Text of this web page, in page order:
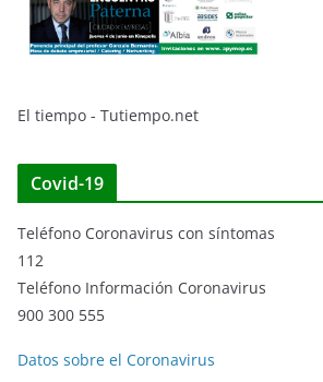
El tiempo - Tutiempo.net
Covid-19
Teléfono Coronavirus con síntomas
112
Teléfono Información Coronavirus
900 300 555
Datos sobre el Coronavirus